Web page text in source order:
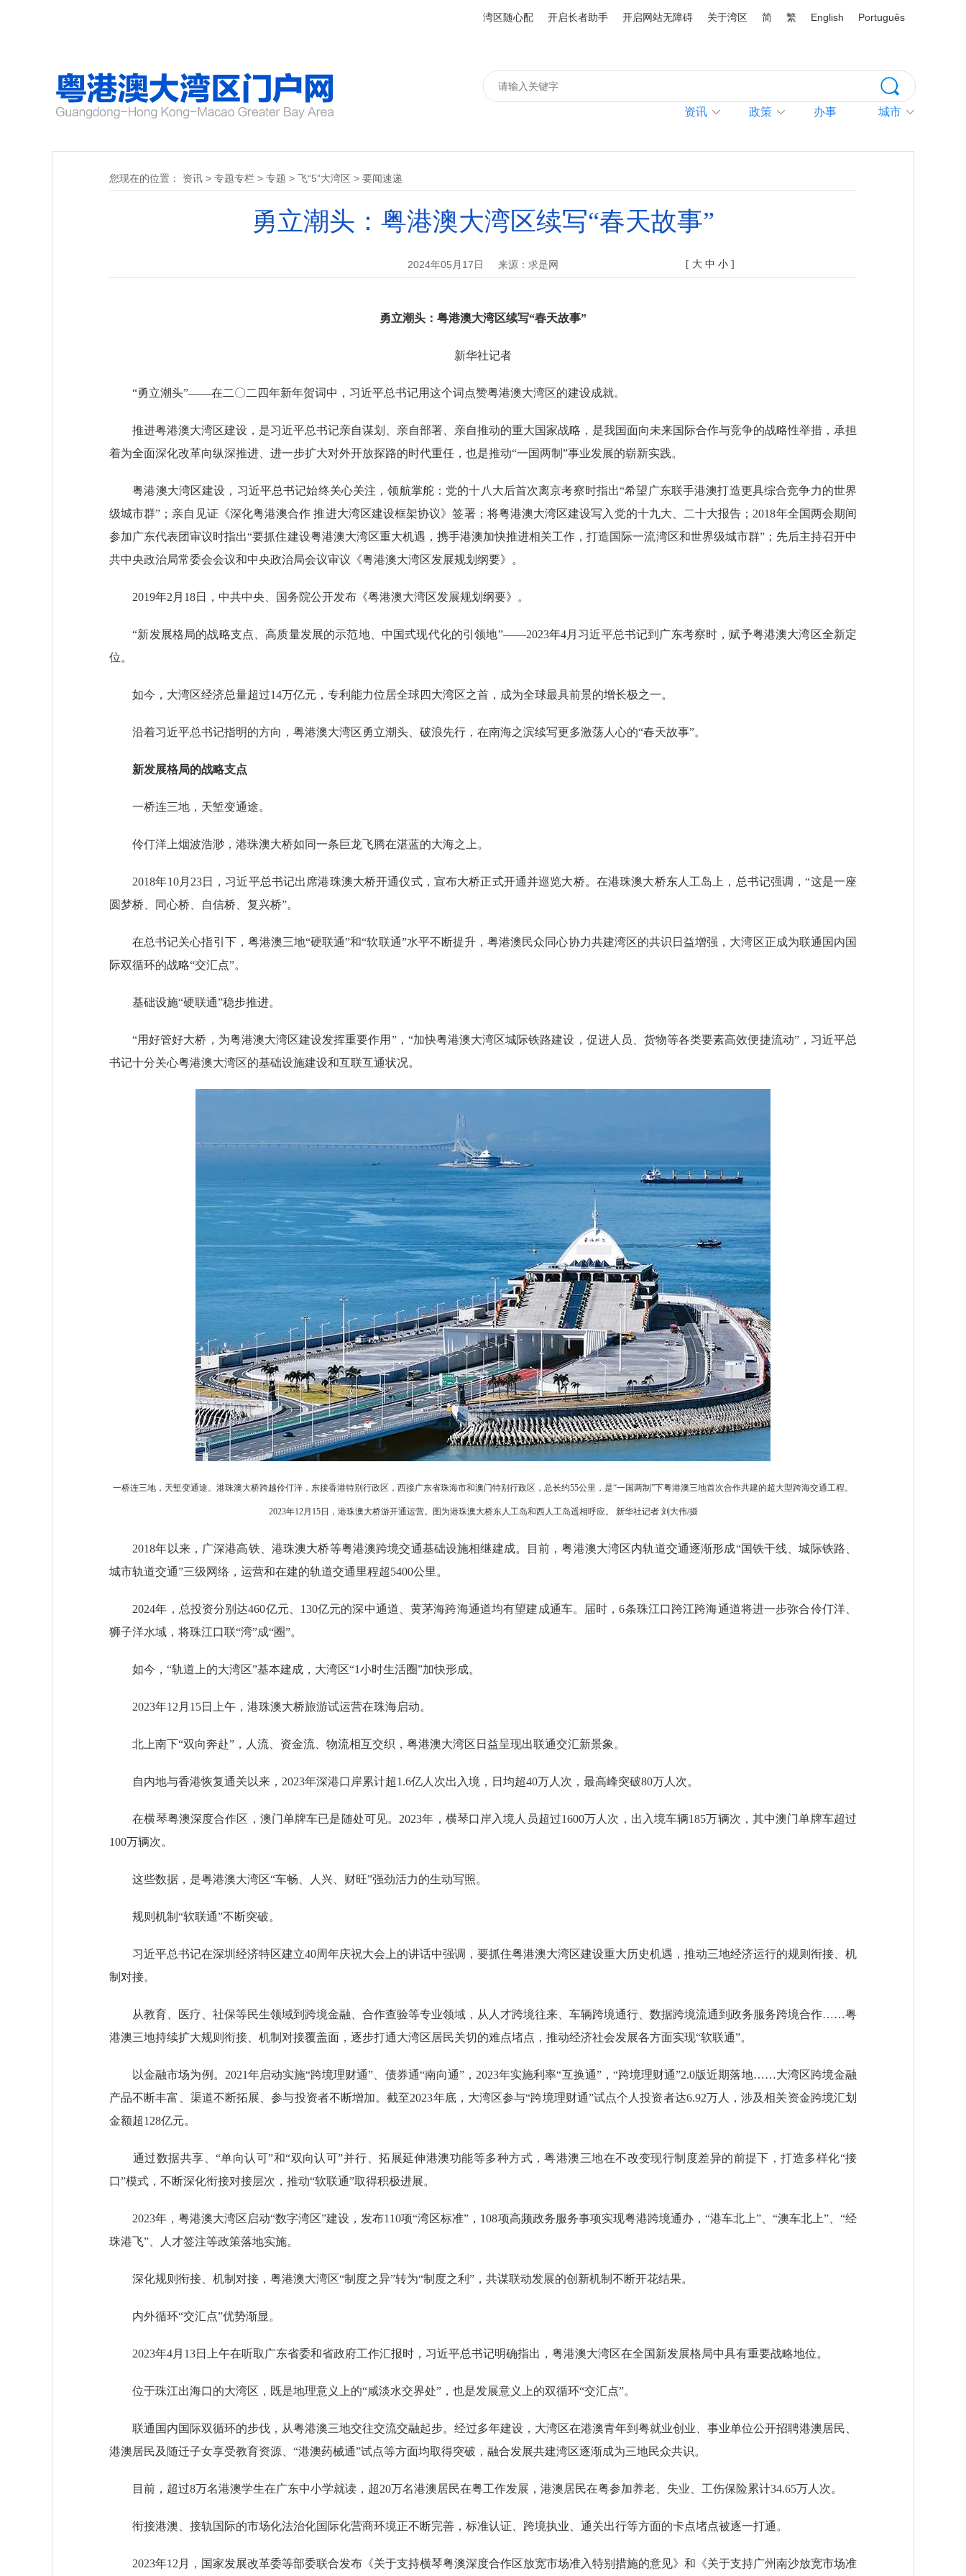
湾区随心配 开启长者助手 开启网站无障碍 关于湾区 简 繁 English Português
资讯 政策 办事 城市
您现在的位置： 资讯 > 专题专栏 > 专题 > 飞“5”大湾区 > 要闻速递
勇立潮头：粤港澳大湾区续写“春天故事”
2024年05月17日 来源：求是网 [ 大 中 小 ]
勇立潮头：粤港澳大湾区续写“春天故事”
新华社记者
“勇立潮头”——在二〇二四年新年贺词中，习近平总书记用这个词点赞粤港澳大湾区的建设成就。
推进粤港澳大湾区建设，是习近平总书记亲自谋划、亲自部署、亲自推动的重大国家战略，是我国面向未来国际合作与竞争的战略性举措，承担
着为全面深化改革向纵深推进、进一步扩大对外开放探路的时代重任，也是推动“一国两制”事业发展的崭新实践。
粤港澳大湾区建设，习近平总书记始终关心关注，领航掌舵：党的十八大后首次离京考察时指出“希望广东联手港澳打造更具综合竞争力的世界
级城市群”；亲自见证《深化粤港澳合作 推进大湾区建设框架协议》签署；将粤港澳大湾区建设写入党的十九大、二十大报告；2018年全国两会期间
参加广东代表团审议时指出“要抓住建设粤港澳大湾区重大机遇，携手港澳加快推进相关工作，打造国际一流湾区和世界级城市群”；先后主持召开中
共中央政治局常委会会议和中央政治局会议审议《粤港澳大湾区发展规划纲要》。
2019年2月18日，中共中央、国务院公开发布《粤港澳大湾区发展规划纲要》。
“新发展格局的战略支点、高质量发展的示范地、中国式现代化的引领地”——2023年4月习近平总书记到广东考察时，赋予粤港澳大湾区全新定
位。
如今，大湾区经济总量超过14万亿元，专利能力位居全球四大湾区之首，成为全球最具前景的增长极之一。
沿着习近平总书记指明的方向，粤港澳大湾区勇立潮头、破浪先行，在南海之滨续写更多激荡人心的“春天故事”。
新发展格局的战略支点
一桥连三地，天堑变通途。
伶仃洋上烟波浩渺，港珠澳大桥如同一条巨龙飞腾在湛蓝的大海之上。
2018年10月23日，习近平总书记出席港珠澳大桥开通仪式，宣布大桥正式开通并巡览大桥。在港珠澳大桥东人工岛上，总书记强调，“这是一座
圆梦桥、同心桥、自信桥、复兴桥”。
在总书记关心指引下，粤港澳三地“硬联通”和“软联通”水平不断提升，粤港澳民众同心协力共建湾区的共识日益增强，大湾区正成为联通国内国
际双循环的战略“交汇点”。
基础设施“硬联通”稳步推进。
“用好管好大桥，为粤港澳大湾区建设发挥重要作用”，“加快粤港澳大湾区城际铁路建设，促进人员、货物等各类要素高效便捷流动”，习近平总
书记十分关心粤港澳大湾区的基础设施建设和互联互通状况。
一桥连三地，天堑变通途。港珠澳大桥跨越伶仃洋，东接香港特别行政区，西接广东省珠海市和澳门特别行政区，总长约55公里，是“一国两制”下粤港澳三地首次合作共建的超大型跨海交通工程。
2023年12月15日，港珠澳大桥游开通运营。图为港珠澳大桥东人工岛和西人工岛遥相呼应。 新华社记者 刘大伟/摄
2018年以来，广深港高铁、港珠澳大桥等粤港澳跨境交通基础设施相继建成。目前，粤港澳大湾区内轨道交通逐渐形成“国铁干线、城际铁路、
城市轨道交通”三级网络，运营和在建的轨道交通里程超5400公里。
2024年，总投资分别达460亿元、130亿元的深中通道、黄茅海跨海通道均有望建成通车。届时，6条珠江口跨江跨海通道将进一步弥合伶仃洋、
狮子洋水域，将珠江口联“湾”成“圈”。
如今，“轨道上的大湾区”基本建成，大湾区“1小时生活圈”加快形成。
2023年12月15日上午，港珠澳大桥旅游试运营在珠海启动。
北上南下“双向奔赴”，人流、资金流、物流相互交织，粤港澳大湾区日益呈现出联通交汇新景象。
自内地与香港恢复通关以来，2023年深港口岸累计超1.6亿人次出入境，日均超40万人次，最高峰突破80万人次。
在横琴粤澳深度合作区，澳门单牌车已是随处可见。2023年，横琴口岸入境人员超过1600万人次，出入境车辆185万辆次，其中澳门单牌车超过
100万辆次。
这些数据，是粤港澳大湾区“车畅、人兴、财旺”强劲活力的生动写照。
规则机制“软联通”不断突破。
习近平总书记在深圳经济特区建立40周年庆祝大会上的讲话中强调，要抓住粤港澳大湾区建设重大历史机遇，推动三地经济运行的规则衔接、机
制对接。
从教育、医疗、社保等民生领域到跨境金融、合作查验等专业领域，从人才跨境往来、车辆跨境通行、数据跨境流通到政务服务跨境合作……粤
港澳三地持续扩大规则衔接、机制对接覆盖面，逐步打通大湾区居民关切的难点堵点，推动经济社会发展各方面实现“软联通”。
以金融市场为例。2021年启动实施“跨境理财通”、债券通“南向通”，2023年实施利率“互换通”，“跨境理财通”2.0版近期落地……大湾区跨境金融
产品不断丰富、渠道不断拓展、参与投资者不断增加。截至2023年底，大湾区参与“跨境理财通”试点个人投资者达6.92万人，涉及相关资金跨境汇划
金额超128亿元。
通过数据共享、“单向认可”和“双向认可”并行、拓展延伸港澳功能等多种方式，粤港澳三地在不改变现行制度差异的前提下，打造多样化“接
口”模式，不断深化衔接对接层次，推动“软联通”取得积极进展。
2023年，粤港澳大湾区启动“数字湾区”建设，发布110项“湾区标准”，108项高频政务服务事项实现粤港跨境通办，“港车北上”、“澳车北上”、“经
珠港飞”、人才签注等政策落地实施。
深化规则衔接、机制对接，粤港澳大湾区“制度之异”转为“制度之利”，共谋联动发展的创新机制不断开花结果。
内外循环“交汇点”优势渐显。
2023年4月13日上午在听取广东省委和省政府工作汇报时，习近平总书记明确指出，粤港澳大湾区在全国新发展格局中具有重要战略地位。
位于珠江出海口的大湾区，既是地理意义上的“咸淡水交界处”，也是发展意义上的双循环“交汇点”。
联通国内国际双循环的步伐，从粤港澳三地交往交流交融起步。经过多年建设，大湾区在港澳青年到粤就业创业、事业单位公开招聘港澳居民、
港澳居民及随迁子女享受教育资源、“港澳药械通”试点等方面均取得突破，融合发展共建湾区逐渐成为三地民众共识。
目前，超过8万名港澳学生在广东中小学就读，超20万名港澳居民在粤工作发展，港澳居民在粤参加养老、失业、工伤保险累计34.65万人次。
衔接港澳、接轨国际的市场化法治化国际化营商环境正不断完善，标准认证、跨境执业、通关出行等方面的卡点堵点被逐一打通。
2023年12月，国家发展改革委等部委联合发布《关于支持横琴粤澳深度合作区放宽市场准入特别措施的意见》和《关于支持广州南沙放宽市场准